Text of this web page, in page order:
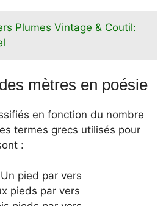
Plumes Vintage & Coutil:
mètres en poésie
en fonction du nombre
termes grecs utilisés pour
:
Un pied par vers
pieds par vers